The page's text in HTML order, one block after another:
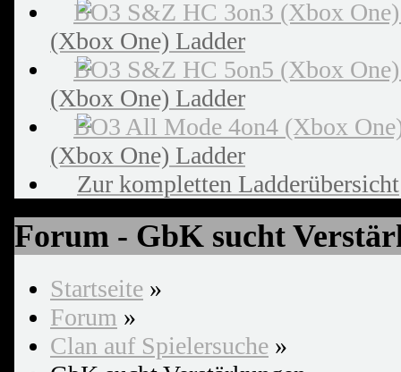
(Xbox One) Ladder
(Xbox One) Ladder
(Xbox One) Ladder
Zur kompletten Ladderübersicht
Forum - GbK sucht
Startseite »
Forum »
Clan auf Spielersuche »